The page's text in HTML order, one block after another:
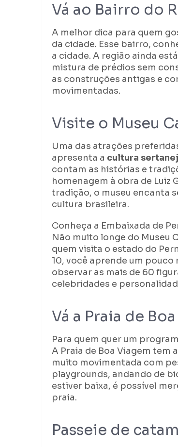
Vá ao Bairro do
A melhor dica para quem
da cidade. Esse bairro,
a cidade. A região ainda
mistura de prédios sem
as construções antigas e
movimentadas.
Visite o Museu
Uma das atrações
apresenta a cultura
contam as histórias e
homenagem à obra de Luiz
tradição, o museu encanta
cultura brasileira.
Conheça a Embaixada de
Não muito longe do Museu
quem visita o estado do
10, você aprende um
observar as mais de 60
celebridades e
Vá a Praia de
Para quem quer um
A Praia de Boa Viagem tem
muito movimentada com
playgrounds, andando de
estiver baixa, é possível
praia.
Passeie de